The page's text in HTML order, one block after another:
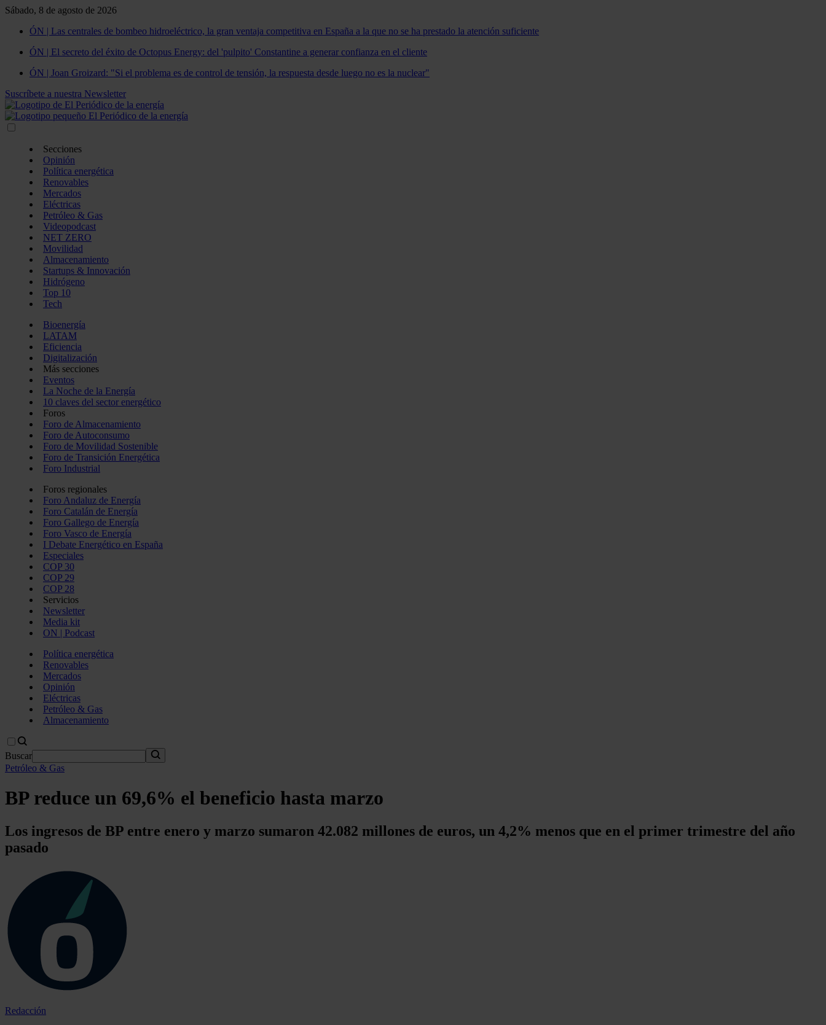
Sábado, 8 de agosto de 2026
ÓN | Las centrales de bombeo hidroeléctrico, la gran ventaja competitiva en España a la que no se ha prestado la atención suficiente
ÓN | El secreto del éxito de Octopus Energy: del 'pulpito' Constantine a generar confianza en el cliente
ÓN | Joan Groizard: "Si el problema es de control de tensión, la respuesta desde luego no es la nuclear"
Suscríbete a nuestra Newsletter
Secciones
Opinión
Política energética
Renovables
Mercados
Eléctricas
Petróleo & Gas
Videopodcast
NET ZERO
Movilidad
Almacenamiento
Startups & Innovación
Hidrógeno
Top 10
Tech
Bioenergía
LATAM
Eficiencia
Digitalización
Más secciones
Eventos
La Noche de la Energía
10 claves del sector energético
Foros
Foro de Almacenamiento
Foro de Autoconsumo
Foro de Movilidad Sostenible
Foro de Transición Energética
Foro Industrial
Foros regionales
Foro Andaluz de Energía
Foro Catalán de Energía
Foro Gallego de Energía
Foro Vasco de Energía
I Debate Energético en España
Especiales
COP 30
COP 29
COP 28
Servicios
Newsletter
Media kit
ON | Podcast
Política energética
Renovables
Mercados
Opinión
Eléctricas
Petróleo & Gas
Almacenamiento
Buscar
Petróleo & Gas
BP reduce un 69,6% el beneficio hasta marzo
Los ingresos de BP entre enero y marzo sumaron 42.082 millones de euros, un 4,2% menos que en el primer trimestre del año
pasado
Redacción